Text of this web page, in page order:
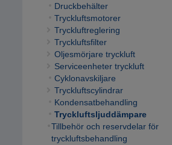
Druckbehälter
Tryckluftsmotorer
Tryckluftreglering
Tryckluftsfilter
Oljesmörjare tryckluft
Serviceenheter tryckluft
Cyklonavskiljare
Tryckluftscylindrar
Kondensatbehandling
Tryckluftsljuddämpare
Tillbehör och reservdelar för
tryckluftsbehandling